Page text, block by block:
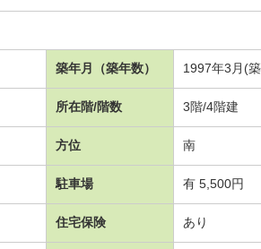
築年月（築年数） 1997年3月(
所在階/階数 3階/4階建
方位 南
駐車場 有 5,500円
住宅保険 あり